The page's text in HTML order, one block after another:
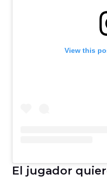
View this
El jugador